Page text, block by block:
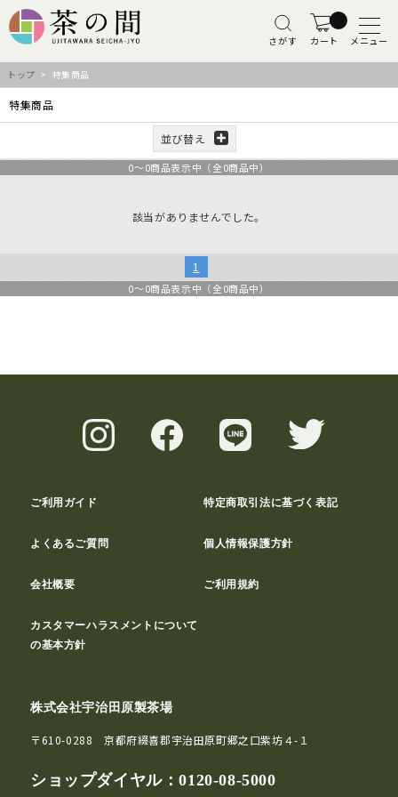
さがす カート メニュー
トップ > 特集商品
特集商品
並び替え
0～0商品表示中（全0商品中）
該当がありませんでした。
1
0～0商品表示中（全0商品中）
ご利用ガイド 特定商取引法に基づく表記
よくあるご質問 個人情報保護方針
会社概要 ご利用規約
カスタマーハラスメントについて
の基本方針
株式会社宇治田原製茶場
〒610-0288 京都府綴喜郡宇治田原町郷之口紫坊４-１
ショップダイヤル：0120-08-5000